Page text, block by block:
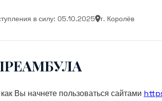
в силу: 05.10.2025 г. Королёв
Вы начнете пользоваться сайтами